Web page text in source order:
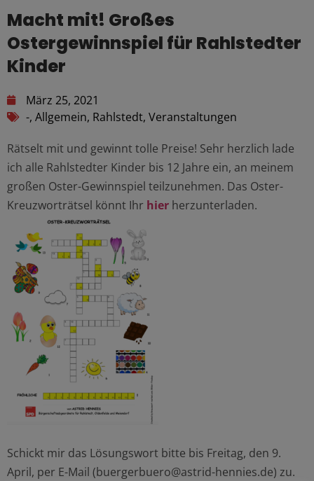
Macht mit! Großes
Ostergewinnspiel für Rahlstedter
Kinder
März 25, 2021
-, Allgemein, Rahlstedt, Veranstaltungen
Rätselt mit und gewinnt tolle Preise! Sehr herzlich lade
ich alle Rahlstedter Kinder bis 12 Jahre ein, an meinem
großen Oster-Gewinnspiel teilzunehmen. Das Oster-
Kreuzworträtsel könnt Ihr hier herzunterladen.
Schickt mir das Lösungswort bitte bis Freitag, den 9.
April, per E-Mail (buergerbuero@astrid-hennies.de) zu.